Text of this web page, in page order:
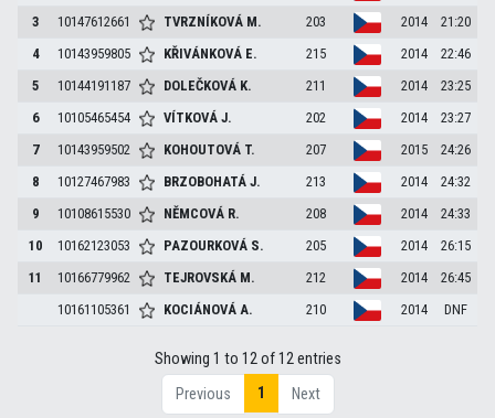
3
10147612661 TVRZNÍKOVÁ M. 203 2014
21:20
4
10143959805 KŘIVÁNKOVÁ E. 215 2014
22:46
5
10144191187 DOLEČKOVÁ K. 211 2014
23:25
6
10105465454 VÍTKOVÁJ. 202 2014
23:27
7
10143959502 KOHOUTOVÁ T. 207 2015
24:26
8
10127467983 BRZOBOHATÁJ. 213 2014
24:32
9
10108615530 NĚMCOVÁ R. 208 2014
24:33
10
10162123053 PAZOURKOVÁ S. 205 2014
26:15
11
10166779962 TEJROVSKÁ M. 212 2014
26:45
10161105361
KOCIÁNOVÁA. 210 2014 DNF
Showing 1 to 12 of 12 entries
Previous
1 Next